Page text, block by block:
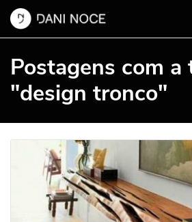
Postagens com a
"design tronco"